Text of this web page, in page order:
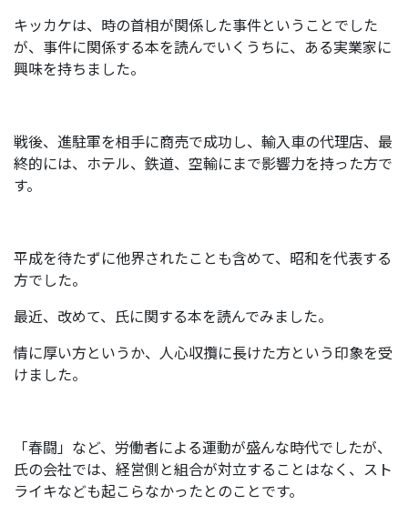
キッカケは、時の首相が関係した事件ということでした
が、事件に関係する本を読んでいくうちに、ある実業家に
興味を持ちました。
戦後、進駐軍を相手に商売で成功し、輸入車の代理店、最
終的には、ホテル、鉄道、空輸にまで影響力を持った方で
す。
平成を待たずに他界されたことも含めて、昭和を代表する
方でした。
最近、改めて、氏に関する本を読んでみました。
情に厚い方というか、人心収攬に長けた方という印象を受
けました。
「春闘」など、労働者による運動が盛んな時代でしたが、
氏の会社では、経営側と組合が対立することはなく、スト
ライキなども起こらなかったとのことです。